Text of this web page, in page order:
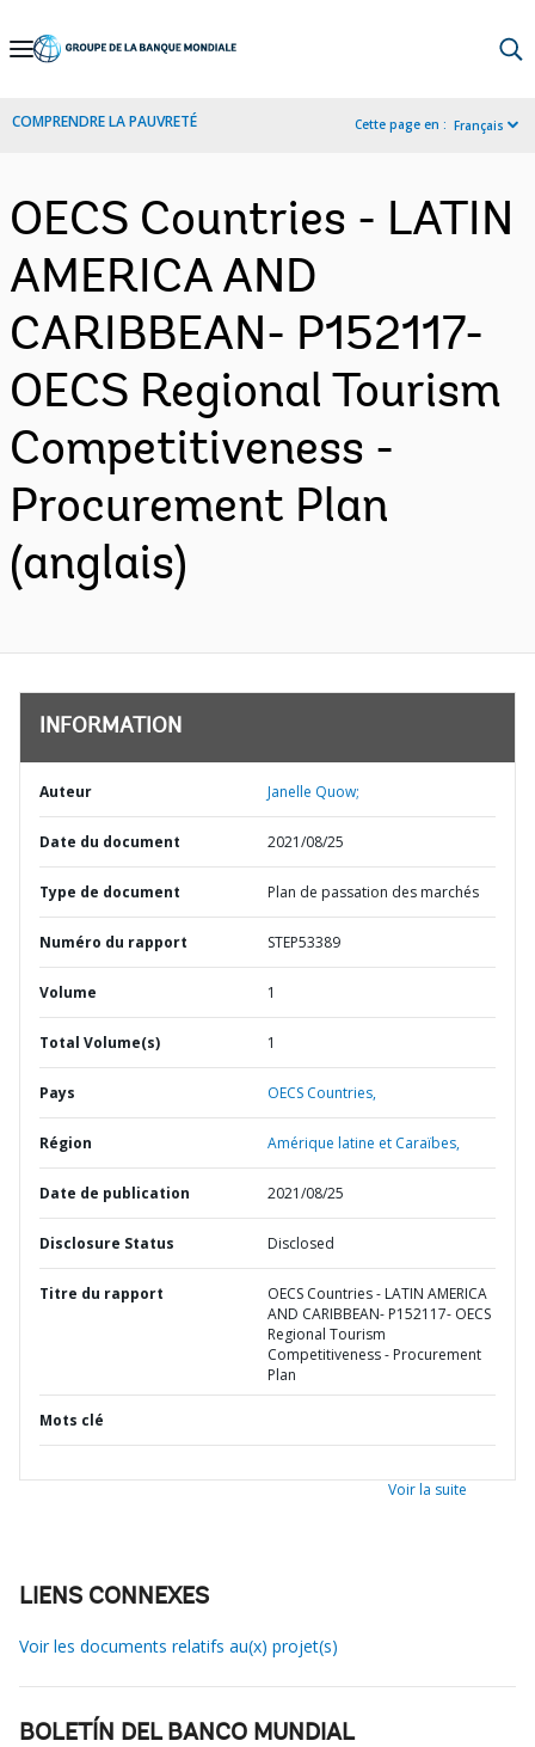
Skip
Navigation
COMPRENDRE LA PAUVRETÉ Cette page en : Français
OECS Countries - LATIN
AMERICA AND
CARIBBEAN- P152117-
OECS Regional Tourism
Competitiveness -
Procurement Plan
(anglais)
INFORMATION
Auteur Janelle Quow;
Date du document 2021/08/25
Type de document Plan de passation des marchés
Numéro du rapport STEP53389
Volume 1
Total Volume(s) 1
Pays OECS Countries,
Région Amérique latine et Caraïbes,
Date de publication 2021/08/25
Disclosure Status Disclosed
Titre du rapport
OECS Countries - LATIN AMERICA
AND CARIBBEAN- P152117- OECS
Regional Tourism
Competitiveness - Procurement
Plan
Mots clé
Voir la suite
LIENS CONNEXES
Voir les documents relatifs au(x) projet(s)
BOLETÍN DEL BANCO MUNDIAL